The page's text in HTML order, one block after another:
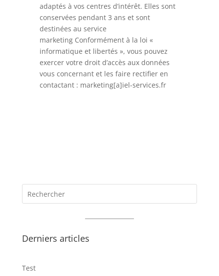
adaptés à vos centres d’intérêt. Elles sont
conservées pendant 3 ans et sont
destinées au service
marketing Conformément à la loi «
informatique et libertés », vous pouvez
exercer votre droit d’accès aux données
vous concernant et les faire rectifier en
contactant : marketing[a]iel-services.fr
Derniers articles
Test